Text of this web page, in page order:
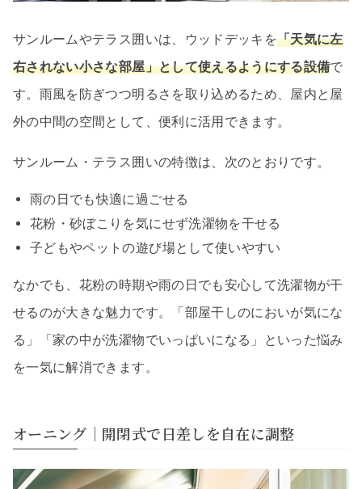
サンルームやテラス囲いは、ウッドデッキを「天気に左
右されない小さな部屋」として使えるようにする設備で
す。雨風を防ぎつつ明るさを取り込めるため、屋内と屋
外の中間の空間として、便利に活用できます。
サンルーム・テラス囲いの特徴は、次のとおりです。
雨の日でも快適に過ごせる
花粉・砂ぼこりを気にせず洗濯物を干せる
子どもやペットの遊び場として使いやすい
なかでも、花粉の時期や雨の日でも安心して洗濯物が干
せるのが大きな魅力です。「部屋干しのにおいが気にな
る」「家の中が洗濯物でいっぱいになる」といった悩み
を一気に解消できます。
オーニング｜開閉式で日差しを自在に調整